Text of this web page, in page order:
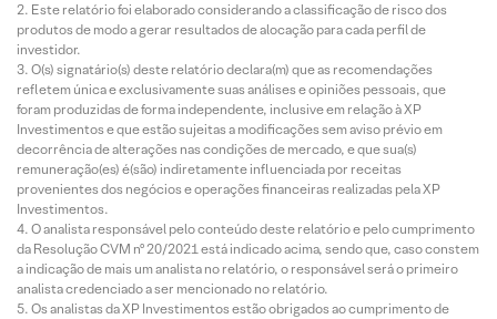
Este relatório foi elaborado considerando a classificação de risco dos
produtos de modo a gerar resultados de alocação para cada perfil de
investidor.
O(s) signatário(s) deste relatório declara(m) que as recomendações
refletem única e exclusivamente suas análises e opiniões pessoais, que
foram produzidas de forma independente, inclusive em relação à XP
Investimentos e que estão sujeitas a modificações sem aviso prévio em
decorrência de alterações nas condições de mercado, e que sua(s)
remuneração(es) é(são) indiretamente influenciada por receitas
provenientes dos negócios e operações financeiras realizadas pela XP
Investimentos.
O analista responsável pelo conteúdo deste relatório e pelo cumprimento
da Resolução CVM nº 20/2021 está indicado acima, sendo que, caso constem
a indicação de mais um analista no relatório, o responsável será o primeiro
analista credenciado a ser mencionado no relatório.
Os analistas da XP Investimentos estão obrigados ao cumprimento de